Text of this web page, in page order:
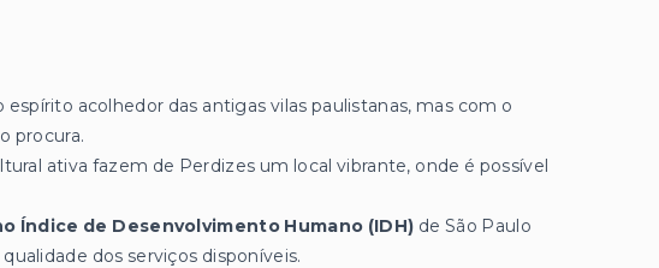
acolhedor das antigas vilas paulistanas, mas com o
procura.
ativa fazem de Perdizes um local vibrante, onde é possível
Índice de Desenvolvimento Humano (IDH) de São Paulo
dos serviços disponíveis.